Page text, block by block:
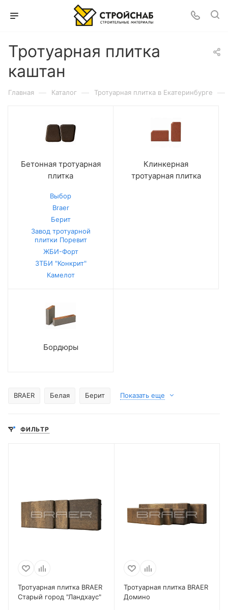
Тротуарная плитка
каштан
Главная — Каталог — Тротуарная плитка в Екатеринбурге —
Бетонная тротуарная
плитка
Выбор
Braer
Берит
Завод тротуарной
плитки Поревит
ЖБИ-Форт
ЗТБИ "Конкрит"
Камелот
Клинкерная
тротуарная плитка
Бордюры
BRAER Белая Берит Показать еще
ФИЛЬТР
Тротуарная плитка BRAER
Старый город "Ландхаус"
Тротуарная плитка BRAER
Домино